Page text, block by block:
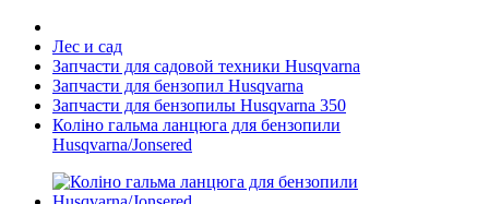
Лес и сад
Запчасти для садовой техники Husqvarna
Запчасти для бензопил Husqvarna
Запчасти для бензопилы Husqvarna 350
Коліно гальма ланцюга для бензопили
Husqvarna/Jonsered